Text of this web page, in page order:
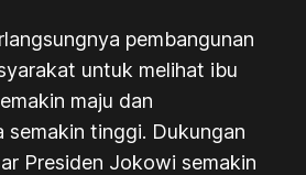
pembangunan
untuk melihat ibu
maju dan
semakin tinggi. Dukungan
Presiden Jokowi semakin